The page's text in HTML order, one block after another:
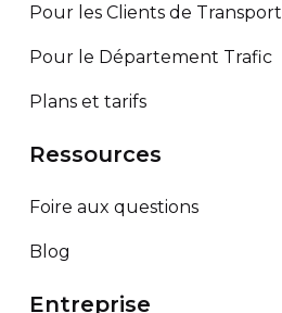
Pour les Clients de Transport
Pour le Département Trafic
Plans et tarifs
Ressources
Foire aux questions
Blog
Entreprise